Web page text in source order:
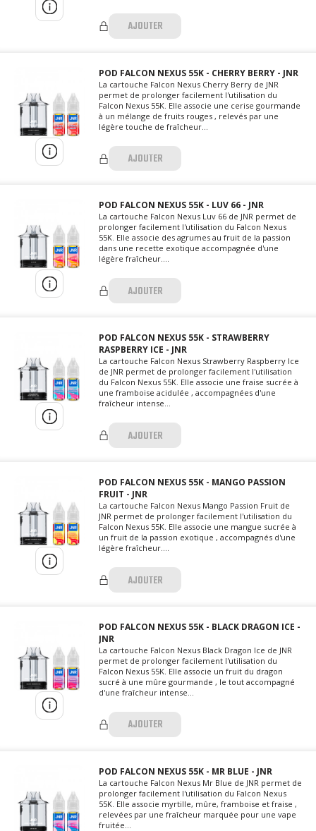
AJOUTER
POD FALCON NEXUS 55K - CHERRY BERRY - JNR
La cartouche Falcon Nexus Cherry Berry de JNR
permet de prolonger facilement l'utilisation du
Falcon Nexus 55K. Elle associe une cerise gourmande
à un mélange de fruits rouges , relevés par une
légère touche de fraîcheur...
AJOUTER
POD FALCON NEXUS 55K - LUV 66 - JNR
La cartouche Falcon Nexus Luv 66 de JNR permet de
prolonger facilement l'utilisation du Falcon Nexus
55K. Elle associe des agrumes au fruit de la passion
dans une recette exotique accompagnée d'une
légère fraîcheur....
AJOUTER
POD FALCON NEXUS 55K - STRAWBERRY
RASPBERRY ICE - JNR
La cartouche Falcon Nexus Strawberry Raspberry Ice
de JNR permet de prolonger facilement l'utilisation
du Falcon Nexus 55K. Elle associe une fraise sucrée à
une framboise acidulée , accompagnées d'une
fraîcheur intense...
AJOUTER
POD FALCON NEXUS 55K - MANGO PASSION
FRUIT - JNR
La cartouche Falcon Nexus Mango Passion Fruit de
JNR permet de prolonger facilement l'utilisation du
Falcon Nexus 55K. Elle associe une mangue sucrée à
un fruit de la passion exotique , accompagnés d'une
légère fraîcheur....
AJOUTER
POD FALCON NEXUS 55K - BLACK DRAGON ICE -
JNR
La cartouche Falcon Nexus Black Dragon Ice de JNR
permet de prolonger facilement l'utilisation du
Falcon Nexus 55K. Elle associe un fruit du dragon
sucré à une mûre gourmande , le tout accompagné
d'une fraîcheur intense...
AJOUTER
POD FALCON NEXUS 55K - MR BLUE - JNR
La cartouche Falcon Nexus Mr Blue de JNR permet de
prolonger facilement l'utilisation du Falcon Nexus
55K. Elle associe myrtille, mûre, framboise et fraise ,
relevées par une fraîcheur marquée pour une vape
fruitée...